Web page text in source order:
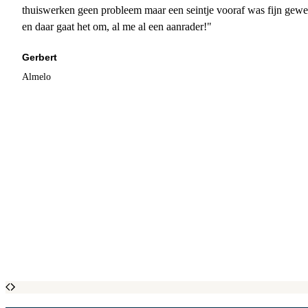
thuiswerken geen probleem maar een seintje vooraf was fijn
en daar gaat het om, al me al een aanrader!"
Gerbert
Almelo